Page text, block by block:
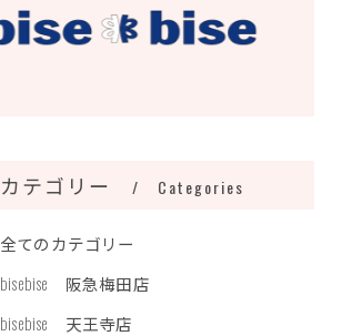
カテゴリー Categories
全てのカテゴリー
bisebise 阪急梅田店
bisebise 天王寺店